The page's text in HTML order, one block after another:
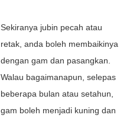
Sekiranya jubin pecah atau
retak, anda boleh membaikinya
dengan gam dan pasangkan.
Walau bagaimanapun, selepas
beberapa bulan atau setahun,
gam boleh menjadi kuning dan